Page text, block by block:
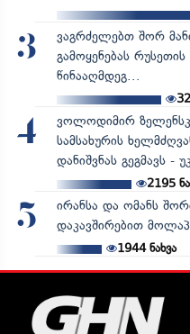
3
ვაგრძელებთ შორ
გამოყენებას რუსეთის
წინააღმდეგ...
4
ვოლოდიმირ
სამსახურის
დანიშვნას გეგმავს -
2195
5
ირანსა და ომანს
დაკავშირებით
1944ნახვა